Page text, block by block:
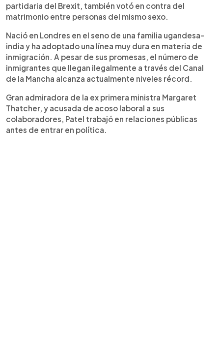
partidaria del Brexit, también votó en contra del
matrimonio entre personas del mismo sexo.
Nació en Londres en el seno de una familia ugandesa-
india y ha adoptado una línea muy dura en materia de
inmigración. A pesar de sus promesas, el número de
inmigrantes que llegan ilegalmente a través del Canal
de la Mancha alcanza actualmente niveles récord.
Gran admiradora de la ex primera ministra Margaret
Thatcher, y acusada de acoso laboral a sus
colaboradores, Patel trabajó en relaciones públicas
antes de entrar en política.